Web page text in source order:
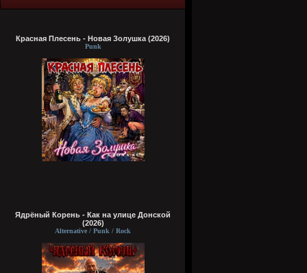
Красная Плесень - Новая Золушка (2026)
Punk
Ядрёный Корень - Как на улице Донской
(2026)
Alternative / Punk / Rock